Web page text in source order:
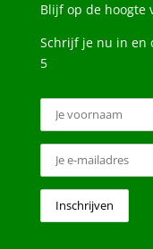
Blijf op de hoogte
Schrijf je nu in en
5